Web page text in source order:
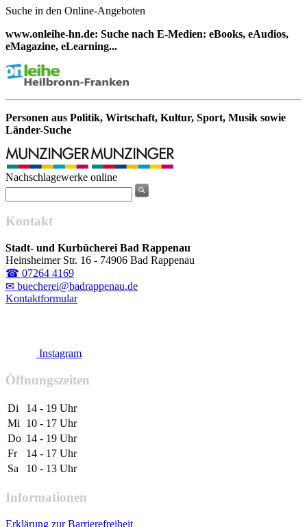
Suche in den Online-Angeboten
www.onleihe-hn.de: Suche nach E-Medien: eBooks, eAudios,
eMagazine, eLearning...
Personen aus Politik, Wirtschaft, Kultur, Sport, Musik sowie
Länder-Suche
Nachschlagewerke online
Kontakt
Stadt- und Kurbücherei Bad Rappenau
Heinsheimer Str. 16 - 74906 Bad Rappenau
☎ 07264 4169
✉ buecherei@badrappenau.de
Kontaktformular
Instagram
Öffnungszeiten
Di
14 - 19 Uhr
Mi
10 - 17 Uhr
Do 14 - 19 Uhr
Fr
14 - 17 Uhr
Sa
10 - 13 Uhr
Informationen
Erklärung zur Barrierefreiheit